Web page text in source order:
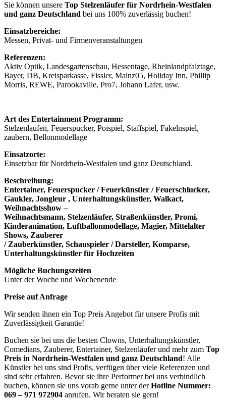
Sie können unsere Top Stelzenläufer für Nordrhein-Westfalen
und ganz Deutschland bei uns 100% zuverlässig buchen!
Einsatzbereiche:
Messen, Privat- und Firmenveranstaltungen
Referenzen:
Aktiv Optik, Landesgartenschau, Hessentage, Rheinlandpfalztage,
Bayer, DB, Kreisparkasse, Fissler, Mainz05, Holiday Inn, Phillip
Morris, REWE, Parookaville, Pro7, Johann Lafer, usw.
Art des Entertainment Programm:
Stelzenlaufen, Feuerspucker, Poispiel, Staffspiel, Fakelnspiel,
zaubern, Bellonmodellage
Einsatzorte:
Einsetzbar für Nordrhein-Westfalen und ganz Deutschland.
Beschreibung:
Entertainer, Feuerspucker / Feuerkünstler / Feuerschlucker,
Gaukler, Jongleur , Unterhaltungskünstler, Walkact,
Weihnachtsshow –
Weihnachtsmann, Stelzenläufer, Straßenkünstler, Promi,
Kinderanimation, Luftballonmodellage, Magier, Mittelalter
Shows, Zauberer
/ Zauberkünstler, Schauspieler / Darsteller, Komparse,
Unterhaltungskünstler für Hochzeiten
Mögliche Buchungszeiten
Unter der Woche und Wochenende
Preise auf Anfrage
Wir senden ihnen ein Top Preis Angebot für unsere Profis mit
Zuverlässigkeit Garantie!
Buchen sie bei uns die besten Clowns, Unterhaltungskünstler,
Comedians, Zauberer, Entertainer, Stelzenläufer und mehr zum Top
Preis in Nordrhein-Westfalen und ganz Deutschland! Alle
Künstler bei uns sind Profis, verfügen über viele Referenzen und
sind sehr erfahren. Bevor sie ihre Performer bei uns verbindlich
buchen, können sie uns vorab gerne unter derHotline Nummer:
069 – 971 972904 anrufen. Wir beraten sie gern!